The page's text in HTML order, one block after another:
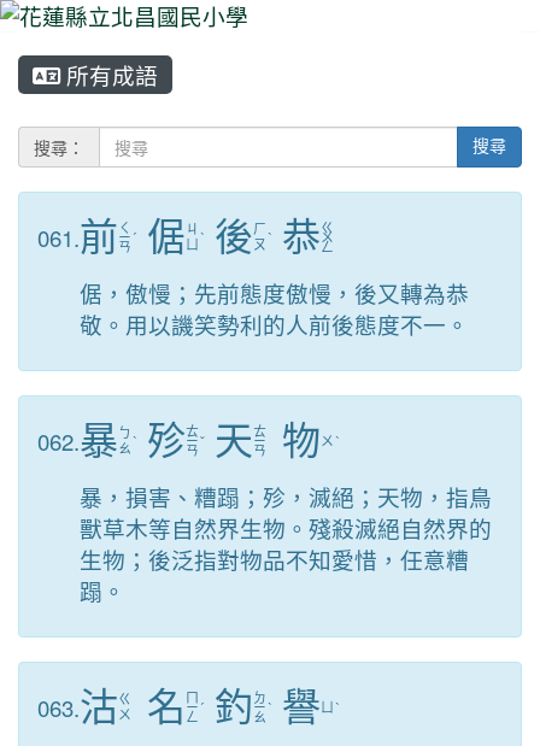
所有成語
搜尋： 搜尋
061.前 ㄑ
ㄧ
ㄢ
ˊ 倨 ㄐ
ˋ 後ㄏ
ㄡˋ 恭ㄍ
ㄨ
ㄥ
倨，傲慢；先前態度傲慢，後又轉為恭
敬。用以譏笑勢利的人前後態度不一。
062.暴 ㄅ
ㄠˋ 殄ㄊ
ㄧ
ㄢ
ˇ 天ㄊ
ㄧ
ㄢ 物 ㄨ ˋ
暴，損害、糟蹋；殄，滅絕；天物，指鳥
獸草木等自然界生物。殘殺滅絕自然界的
生物；後泛指對物品不知愛惜，任意糟
蹋。
063.沽ㄍ
ㄨ
名 ㄇ
ㄧ
ㄥ
ˊ 釣 ㄉ
ㄧ
ㄠ
ˋ 譽 ˋ